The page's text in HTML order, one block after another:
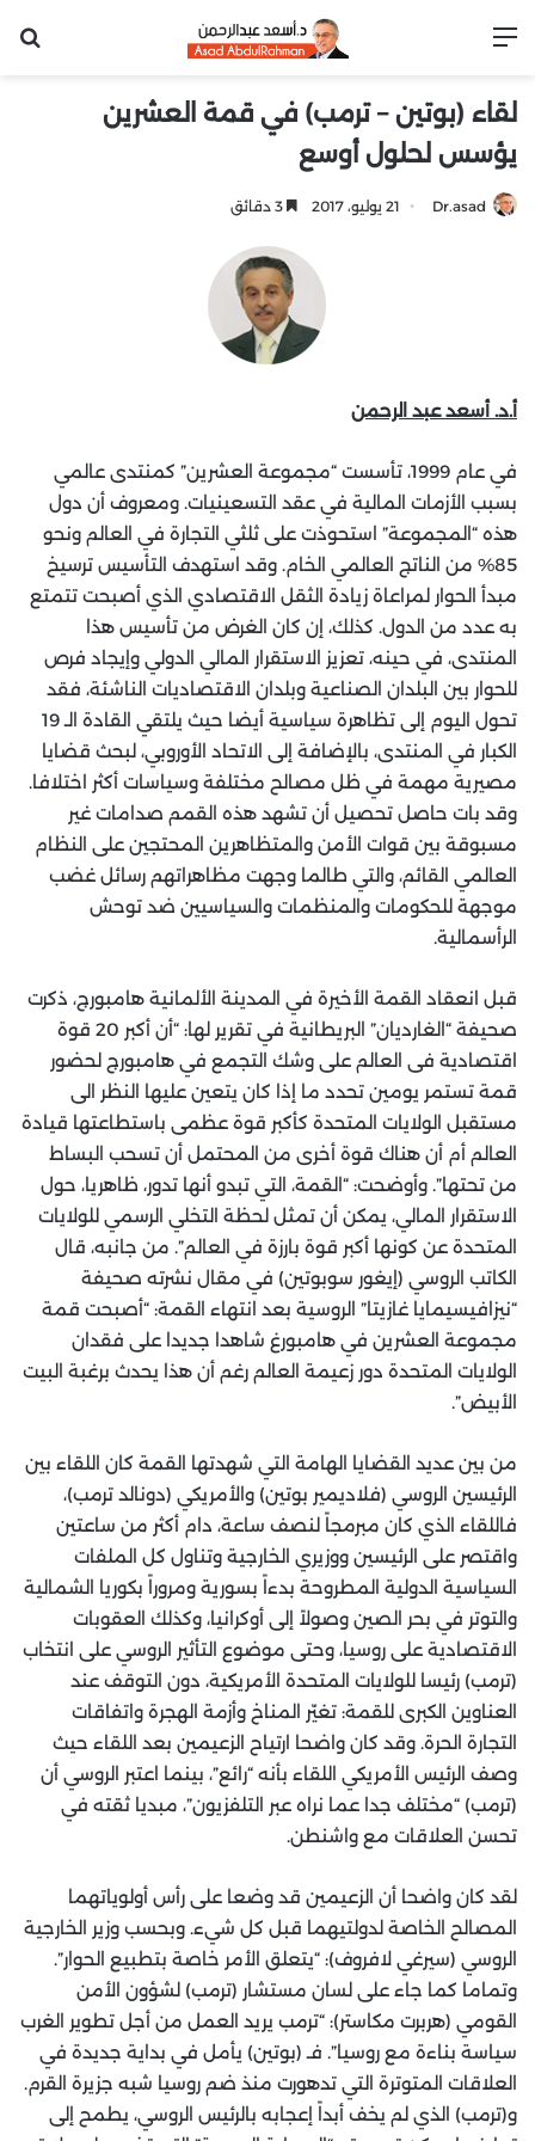
لقاء (بوتين – ترمب) في قمة العشرين
يؤسس لحلول أوسع
Dr.asad 21 يوليو، 2017
أ.د. أسعد عبد الرحمن
في عام 1999، تأسست “مجموعة العشرين” كمنتدى عالمي
بسبب الأزمات المالية في عقد التسعينيات. ومعروف أن دول
هذه “المجموعة” استحوذت على ثلثي التجارة في العالم ونحو
85% من الناتج العالمي الخام. وقد استهدف التأسيس ترسيخ
مبدأ الحوار لمراعاة زيادة الثقل الاقتصادي الذي أصبحت تتمتع
به عدد من الدول. كذلك، إن كان الغرض من تأسيس هذا
المنتدى، في حينه، تعزيز الاستقرار المالي الدولي وإيجاد فرص
للحوار بين البلدان الصناعية وبلدان الاقتصاديات الناشئة، فقد
تحول اليوم إلى تظاهرة سياسية أيضا حيث يلتقي القادة الـ 19
الكبار في المنتدى، بالإضافة إلى الاتحاد الأوروبي، لبحث قضايا
مصيرية مهمة في ظل مصالح مختلفة وسياسات أكثر اختلافا.
وقد بات حاصل تحصيل أن تشهد هذه القمم صدامات غير
مسبوقة بين قوات الأمن والمتظاهرين المحتجين على النظام
العالمي القائم، والتي طالما وجهت مظاهراتهم رسائل غضب
موجهة للحكومات والمنظمات والسياسيين ضد توحش
الرأسمالية.
قبل انعقاد القمة الأخيرة في المدينة الألمانية هامبورج، ذكرت
صحيفة “الغارديان” البريطانية في تقرير لها: “أن أكبر 20 قوة
اقتصادية فى العالم على وشك التجمع في هامبورج لحضور
قمة تستمر يومين تحدد ما إذا كان يتعين عليها النظر الى
مستقبل الولايات المتحدة كأكبر قوة عظمى باستطاعتها قيادة
العالم أم أن هناك قوة أخرى من المحتمل أن تسحب البساط
من تحتها”. وأوضحت: “القمة، التي تبدو أنها تدور، ظاهريا، حول
الاستقرار المالي، يمكن أن تمثل لحظة التخلي الرسمي للولايات
المتحدة عن كونها أكبر قوة بارزة في العالم”. من جانبه، قال
الكاتب الروسي (إيغور سوبوتين) في مقال نشرته صحيفة
“نيزافيسيمايا غازيتا” الروسية بعد انتهاء القمة: “أصبحت قمة
مجموعة العشرين في هامبورغ شاهدا جديدا على فقدان
الولايات المتحدة دور زعيمة العالم رغم أن هذا يحدث برغبة البيت
الأبيض”.
من بين عديد القضايا الهامة التي شهدتها القمة كان اللقاء بين
الرئيسين الروسي (فلاديمير بوتين) والأمريكي (دونالد ترمب)،
فاللقاء الذي كان مبرمجاً لنصف ساعة، دام أكثر من ساعتين
واقتصر على الرئيسين ووزيري الخارجية وتناول كل الملفات
السياسية الدولية المطروحة بدءاً بسورية ومروراً بكوريا الشمالية
والتوتر في بحر الصين وصولاً إلى أوكرانيا، وكذلك العقوبات
الاقتصادية على روسيا، وحتى موضوع التأثير الروسي على انتخاب
(ترمب) رئيسا للولايات المتحدة الأمريكية، دون التوقف عند
العناوين الكبرى للقمة: تغيّر المناخ وأزمة الهجرة واتفاقات
التجارة الحرة. وقد كان واضحا ارتياح الزعيمين بعد اللقاء حيث
وصف الرئيس الأمريكي اللقاء بأنه “رائع”، بينما اعتبر الروسي أن
(ترمب) “مختلف جدا عما نراه عبر التلفزيون”، مبديا ثقته في
تحسن العلاقات مع واشنطن.
لقد كان واضحا أن الزعيمين قد وضعا على رأس أولوياتهما
المصالح الخاصة لدولتيهما قبل كل شيء. وبحسب وزير الخارجية
الروسي (سيرغي لافروف): “يتعلق الأمر خاصة بتطبيع الحوار”.
وتماما كما جاء على لسان مستشار (ترمب) لشؤون الأمن
القومي (هربرت مكاستر): “ترمب يريد العمل من أجل تطوير الغرب
سياسة بناءة مع روسيا”. فـ (بوتين) يأمل في بداية جديدة في
العلاقات المتوترة التي تدهورت منذ ضم روسيا شبه جزيرة القرم.
و(ترمب) الذي لم يخف أبداً إعجابه بالرئيس الروسي، يطمح إلى